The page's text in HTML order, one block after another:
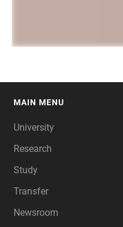
MAIN MENU
University
Research
Study
Transfer
Newsroom